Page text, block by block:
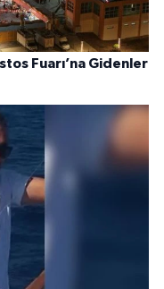
Fuarı’na Gidenler